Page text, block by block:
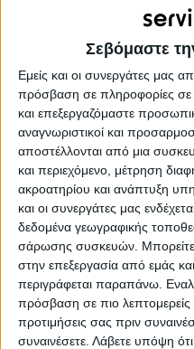
Σεβόμαστε
Εμείς και οι συνεργάτες μας
πρόσβαση σε πληροφορίες
και επεξεργαζόμαστε
αναγνωριστικοί και
αποστέλλονται από μια
και περιεχόμενο, μέτρηση
ακροατηρίου και ανάπτυξη
και οι συνεργάτες μας
δεδομένα γεωγραφικής
σάρωσης συσκευών. Μπορείτε
στην επεξεργασία από εμάς
περιγράφεται παραπάνω.
πρόσβαση σε πιο λεπτομερείς
προτιμήσεις σας πριν
συναινέσετε. Λάβετε υπόψη
Eιδήσεις, ενημέρωση,